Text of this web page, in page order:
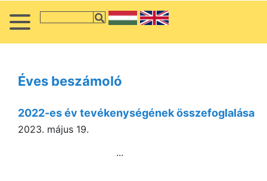
Éves beszámoló
2022-es év tevékenységének összefoglalása
2023. május 19.
...